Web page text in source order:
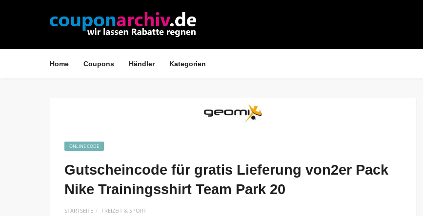
Home Coupons Händler Kategorien
ONLINE CODE
Gutscheincode für gratis Lieferung von2er Pack
Nike Trainingsshirt Team Park 20
STARTSEITE FREIZEIT & SPORT